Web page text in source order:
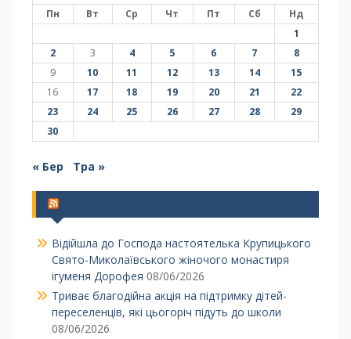
Пн Вт Ср Чт Пт Сб
Нд
1
2
3 4 5 6 7
8
9
10 11 12 13 14
15
16
17 18 19 20 21
22
23
24 25 26 27 28
29
30
« Бер Тра »
Відійшла до Господа настоятелька Крупицького
Свято-Миколаївського жіночого монастиря
ігуменя Дорофея 08/06/2026
Триває благодійна акція на підтримку дітей-
переселенців, які цьогоріч підуть до школи
08/06/2026